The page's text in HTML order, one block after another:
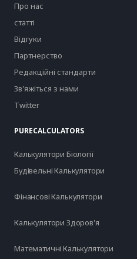
Про нас
статті
Відгуки
Партнерство
Редакційні стандарти
Зв'яжіться з нами
Twitter
PURECALCULATORS
Калькулятори Біології
Будівельні Калькулятори
Фінансові Калькулятори
Калькулятори Здоров'я
Математичні Калькулятори